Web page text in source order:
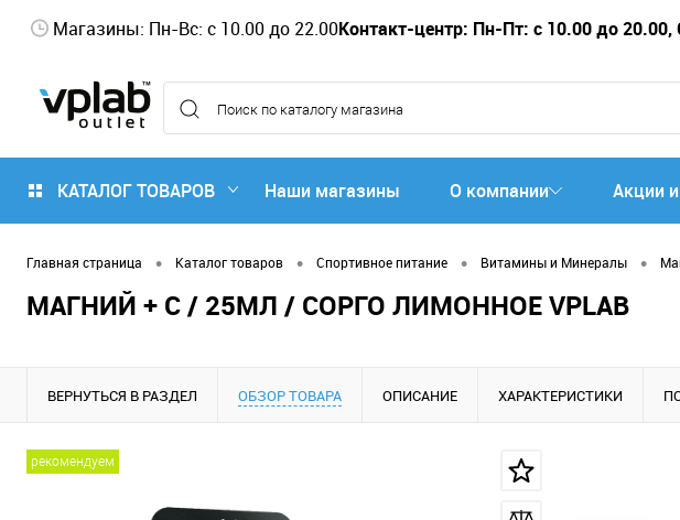
Магазины: Пн-Вс: с 10.00 до 22.00Контакт-центр: Пн-Пт: с 10.00 до 20.00,
КАТАЛОГ ТОВАРОВ Наши магазины О компании Акции
Главная страница • Каталог товаров • Спортивное питание • Витамины и Минералы •
МАГНИЙ + C / 25МЛ / СОРГО ЛИМОННОЕ VPLAB
ВЕРНУТЬСЯ В РАЗДЕЛ ОБЗОР ТОВАРА ОПИСАНИЕ ХАРАКТЕРИСТИКИ
рекомендуем